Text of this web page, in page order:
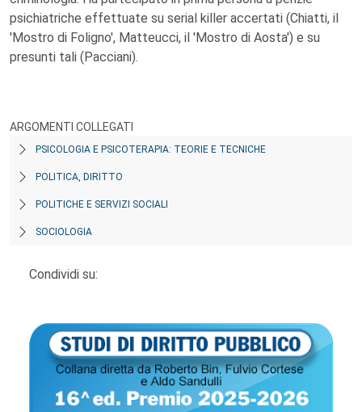
psichiatriche effettuate su serial killer accertati (Chiatti, il
'Mostro di Foligno', Matteucci, il 'Mostro di Aosta') e su
presunti tali (Pacciani).
ARGOMENTI COLLEGATI
PSICOLOGIA E PSICOTERAPIA: TEORIE E TECNICHE
POLITICA, DIRITTO
POLITICHE E SERVIZI SOCIALI
SOCIOLOGIA
Condividi su: